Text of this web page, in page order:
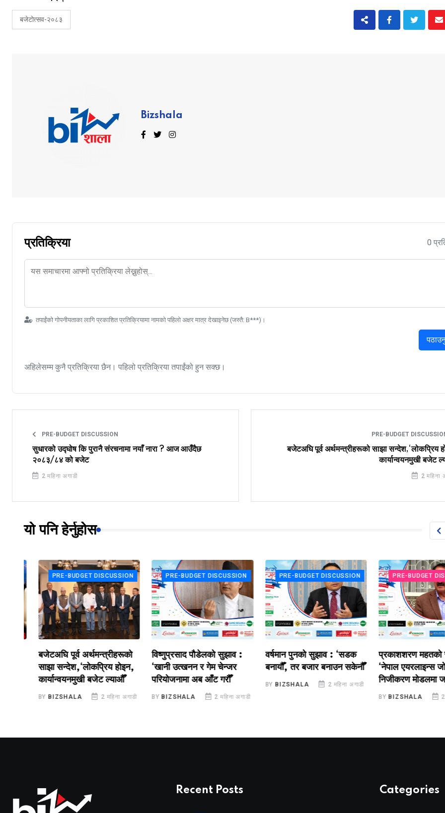
बजेटोत्सव-२०८३
Bizshala
प्रतिक्रिया 0
तपाईंको गोपनीयताका लागि प्रकाशित प्रतिक्रियामा नामको पहिलो अक्षर मात्र देखाइनेछ (जस्तै: B***)।
अहिलेसम्म कुनै प्रतिक्रिया छैन। पहिलो प्रतिक्रिया तपाईंको हुन सक्छ।
PRE-BUDGET DISCUSSION
सुधारको उद्घोष कि पुरानै संरचनामा नयाँ नारा ? आज आउँदैछ
२०८३/८४ को बजेट
2 महिना अगाडी
PRE-BUDGET
बजेटअघि पूर्व अर्थमन्त्रीहरूको साझा सन्देश,‘लोकप्रिय
कार्यान्वयनमुखी बजेट
2 महिना
यो पनि हेर्नुहोस
PRE-BUDGET DISCUSSION
बजेटअघि पूर्व अर्थमन्त्रीहरूको
साझा सन्देश,‘लोकप्रिय होइन,
कार्यान्वयनमुखी बजेट ल्याऔँ’
BIZSHALA 2 महिना अगाडी
PRE-BUDGET DISCUSSION
विष्णुप्रसाद पौडेलको सुझाव :
‘खानी उत्खनन र गेम चेन्जर
परियोजनामा अब आँट गरौँ’
BIZSHALA 2 महिना अगाडी
PRE-BUDGET DISCUSSION
वर्षमान पुनको सुझाव : ‘सडक
बनायौँ, तर बजार बनाउन सकेनौँ’
BIZSHALA 2 महिना अगाडी
PRE-BUDGET
प्रकाशशरण महतको
‘नेपाल एयरलाइन्स
निजीकरण मोडलमा
BIZSHALA 2
Recent Posts Categories